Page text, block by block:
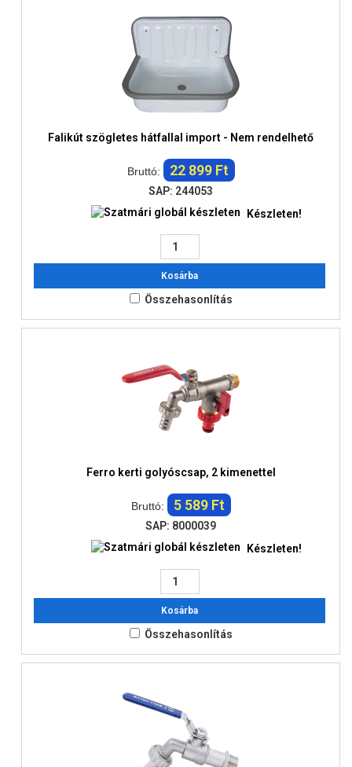
Falikút szögletes hátfallal import - Nem rendelhető
Bruttó: 22 899 Ft
SAP: 244053
Készleten!
Kosárba
Összehasonlítás
Ferro kerti golyóscsap, 2 kimenettel
Bruttó: 5 589 Ft
SAP: 8000039
Készleten!
Kosárba
Összehasonlítás